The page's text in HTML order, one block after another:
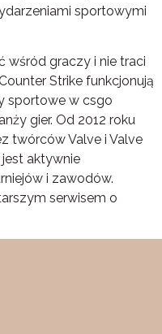
sportowymi
wśród graczy i nie traci
Strike funkcjonują
sportowe w csgo
gier. Od 2012 roku
twórców Valve i Valve
aktywnie
i zawodów.
serwisem o